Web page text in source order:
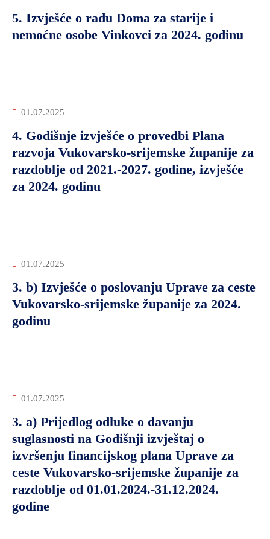
5. Izvješće o radu Doma za starije i
nemoćne osobe Vinkovci za 2024. godinu
01.07.2025
4. Godišnje izvješće o provedbi Plana
razvoja Vukovarsko-srijemske županije za
razdoblje od 2021.-2027. godine, izvješće
za 2024. godinu
01.07.2025
3. b) Izvješće o poslovanju Uprave za ceste
Vukovarsko-srijemske županije za 2024.
godinu
01.07.2025
3. a) Prijedlog odluke o davanju
suglasnosti na Godišnji izvještaj o
izvršenju financijskog plana Uprave za
ceste Vukovarsko-srijemske županije za
razdoblje od 01.01.2024.-31.12.2024.
godine